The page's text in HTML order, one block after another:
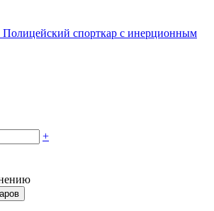
Полицейский спорткар с инерционным
+